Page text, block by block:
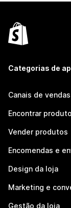
Categorias de
Canais de vendas
Encontrar
Vender produtos
Encomendas e
Design da loja
Marketing e
Gestão da loja